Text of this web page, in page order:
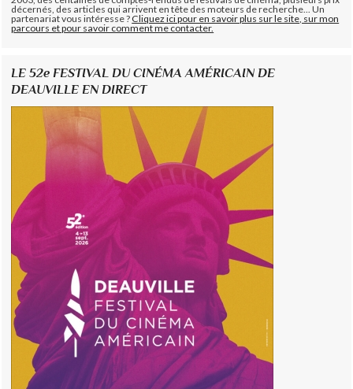
décernés, des articles qui arrivent en tête des moteurs de recherche... Un
partenariat vous intéresse ?Cliquez ici pour en savoir plus sur le site, sur mon
parcours et pour savoir comment me contacter.
LE 52e FESTIVAL DU CINÉMA AMÉRICAIN DE
DEAUVILLE EN DIRECT